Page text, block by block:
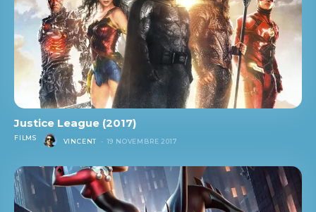
Justice League (2017)
FILMS VINCENT - 19 NOVEMBRE 2017